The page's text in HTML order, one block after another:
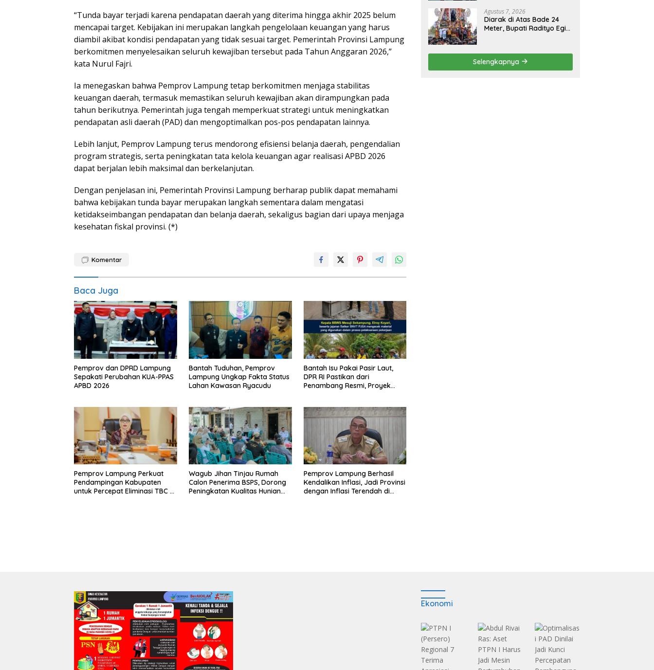
“Tunda bayar terjadi karena pendapatan daerah yang diterima hingga akhir 2025 belum
mencapai target. Kebijakan ini merupakan langkah pengelolaan keuangan yang harus
diambil akibat kondisi pendapatan yang tidak sesuai target. Pemerintah Provinsi Lampung
berkomitmen menyelesaikan seluruh kewajiban tersebut pada Tahun Anggaran 2026,”
kata Nurul Fajri.
Ia menegaskan bahwa Pemprov Lampung tetap berkomitmen menjaga stabilitas
keuangan daerah, termasuk memastikan seluruh kewajiban akan dirampungkan pada
tahun berikutnya. Pemerintah juga tengah memperkuat strategi untuk meningkatkan
pendapatan asli daerah (PAD) dan mengoptimalkan pos-pos pendapatan lainnya.
Lebih lanjut, Pemprov Lampung terus mendorong efisiensi belanja daerah, pengendalian
program strategis, serta peningkatan tata kelola keuangan agar realisasi APBD 2026
dapat berjalan lebih maksimal dan berkelanjutan.
Dengan penjelasan ini, Pemerintah Provinsi Lampung berharap publik dapat memahami
bahwa kebijakan tunda bayar merupakan langkah sementara dalam mengatasi
ketidakseimbangan pendapatan dan belanja daerah, sekaligus bagian dari upaya menjaga
kesehatan fiskal provinsi. (*)
Komentar
Baca Juga
Pemprov dan DPRD Lampung
Sepakati Perubahan KUA-PPAS
APBD 2026
Bantah Tuduhan, Pemprov
Lampung Ungkap Fakta Status
Lahan Kawasan Ryacudu
Bantah Isu Pakai Pasir Laut,
DPR RI Pastikan dari
Penambang Resmi, Proyek
Pemprov Lampung Perkuat
Pendampingan Kabupaten
untuk Percepat Eliminasi TBC di
Wagub Jihan Tinjau Rumah
Calon Penerima BSPS, Dorong
Peningkatan Kualitas Hunian
Pemprov Lampung Berhasil
Kendalikan Inflasi, Jadi Provinsi
dengan Inflasi Terendah di
Agustus 7, 2026
Diarak di Atas Bade 24
Meter, Bupati Radityo Egi
‘Penglipuran’ Kedua pada
2027
Selengkapnya
Ekonomi